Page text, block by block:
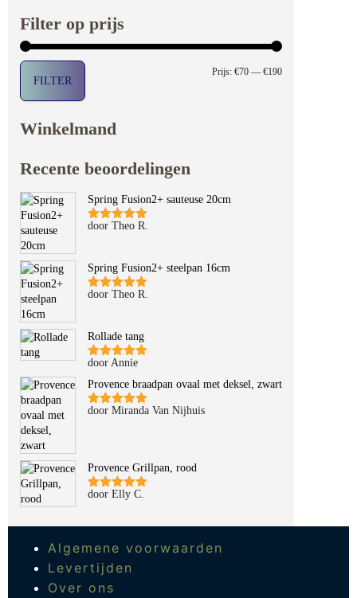
Filter op prijs
Min. prijs
Max. prijs
FILTER
Prijs: €70 — €190
Winkelmand
Recente beoordelingen
Spring Fusion2+ sauteuse 20cm
Gewaardeerd
door Theo R.
Spring Fusion2+ steelpan 16cm
Gewaardeerd
door Theo R.
Rollade tang
Gewaardeerd
5
door Annie
Provence braadpan ovaal met deksel, zwart
Gewaardeerd
door Miranda Van Nijhuis
Provence Grillpan, rood
Gewaardeerd
door Elly C.
Algemene voorwaarden
Levertijden
Over ons